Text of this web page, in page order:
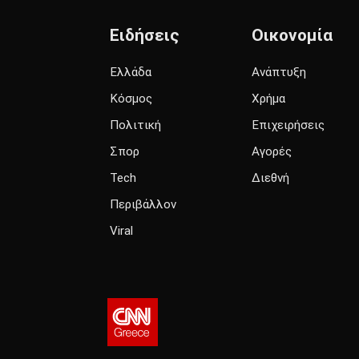
Ειδήσεις
Ελλάδα
Κόσμος
Πολιτική
Σπορ
Tech
Περιβάλλον
Viral
Οικονομία
Ανάπτυξη
Χρήμα
Επιχειρήσεις
Αγορές
Διεθνή